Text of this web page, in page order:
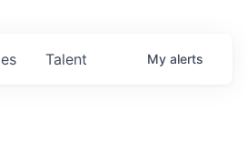
Talent My alerts